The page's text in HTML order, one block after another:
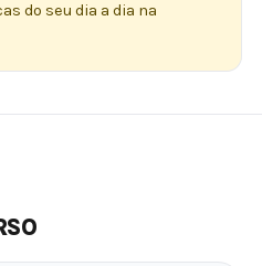
do seu dia a dia na